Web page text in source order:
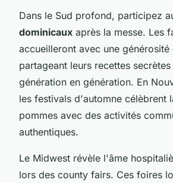
Dans le Sud profond, participez
dominicaux après la messe. Les
accueilleront avec une générosité
partageant leurs recettes
génération en génération. En
les festivals d'automne célèbrent
pommes avec des activités
authentiques.
Le Midwest révèle l'âme
lors des county fairs. Ces foires